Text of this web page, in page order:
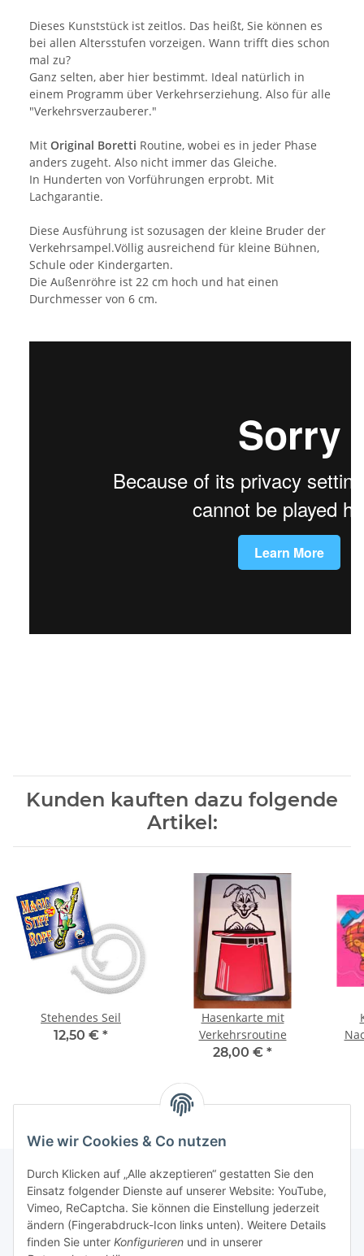
Wie wir Cookies & Co nutzen
Durch Klicken auf „Alle akzeptieren“ gestatten Sie den
Einsatz folgender Dienste auf unserer Website: YouTube,
Vimeo, ReCaptcha. Sie können die Einstellung jederzeit
ändern (Fingerabdruck-Icon links unten). Weitere Details
finden Sie unter Konfigurieren und in unserer
Dieses Kunststück ist zeitlos. Das heißt, Sie können es
bei allen Altersstufen vorzeigen. Wann trifft dies schon
mal zu?
Ganz selten, aber hier bestimmt. Ideal natürlich in
einem Programm über Verkehrserziehung. Also für alle
"Verkehrsverzauberer."
Mit Original Boretti Routine, wobei es in jeder Phase
anders zugeht. Also nicht immer das Gleiche.
In Hunderten von Vorführungen erprobt. Mit
Lachgarantie.
Diese Ausführung ist sozusagen der kleine Bruder der
Verkehrsampel.Völlig ausreichend für kleine Bühnen,
Schule oder Kindergarten.
Die Außenröhre ist 22 cm hoch und hat einen
Durchmesser von 6 cm.
Kunden kauften dazu folgende
Artikel:
Stehendes Seil
12,50 € *
Hasenkarte mit
Verkehrsroutine
28,00 € *
Informationen